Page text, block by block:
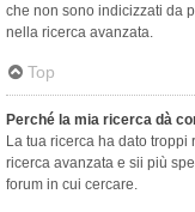
che non sono indicizzati da
nella ricerca avanzata.
Top
Perché la mia ricerca dà
La tua ricerca ha dato
ricerca avanzata e sii più
forum in cui cercare.